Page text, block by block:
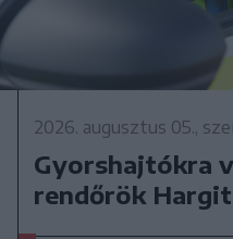
2026. augusztus 05.,
Gyorshajtókra
rendőrök